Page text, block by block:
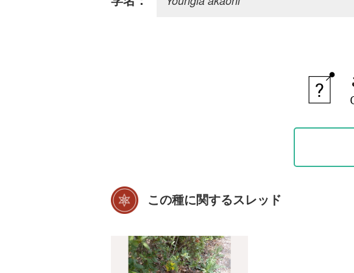
この種に関するスレッド